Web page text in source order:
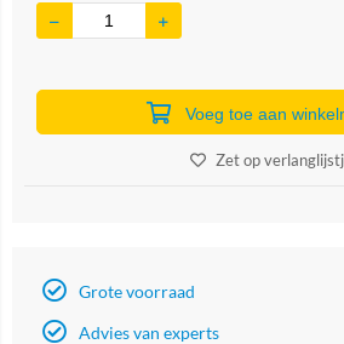
Voeg toe aan
Zet op
Grote voorraad
Advies van experts